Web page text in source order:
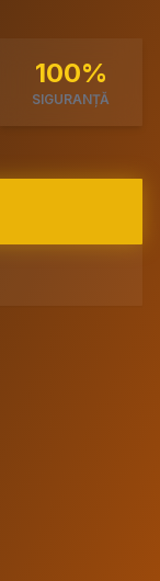
100%
SIGURANȚĂ